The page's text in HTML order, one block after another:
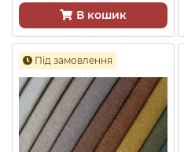
В кошик
Під замовлення